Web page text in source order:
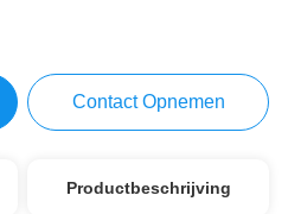
Contact Opnemen
Productbeschrijving